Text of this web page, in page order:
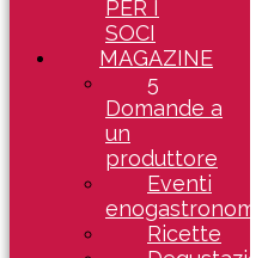
PER I
SOCI
MAGAZINE
5
Domande a
un
produttore
Eventi
enogastronomici
Ricette